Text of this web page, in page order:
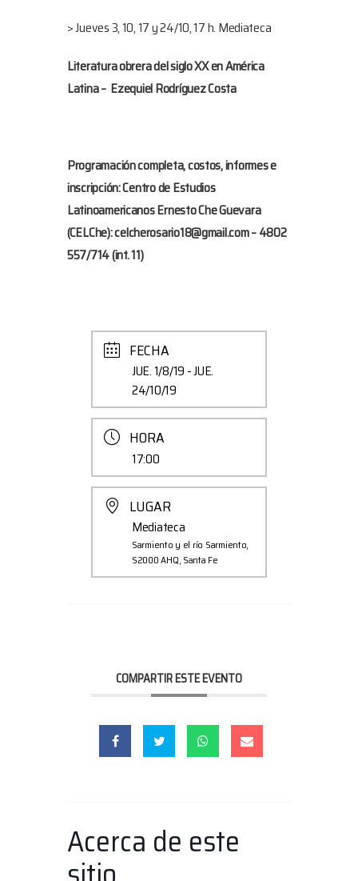
> Jueves 3, 10, 17 y 24/10, 17 h. Mediateca
Literatura obrera del siglo XX en América
Latina – Ezequiel Rodríguez Costa
Programación completa, costos, informes e
inscripción: Centro de Estudios
Latinoamericanos Ernesto Che Guevara
(CELChe):celcherosario18@gmail.com– 4802
557/714 (int. 11)
FECHA
JUE. 1/8/19 - JUE.
24/10/19
HORA
17:00
LUGAR
Mediateca
Sarmiento y el río Sarmiento,
S2000 AHQ, Santa Fe
COMPARTIR ESTE EVENTO
Acerca de este